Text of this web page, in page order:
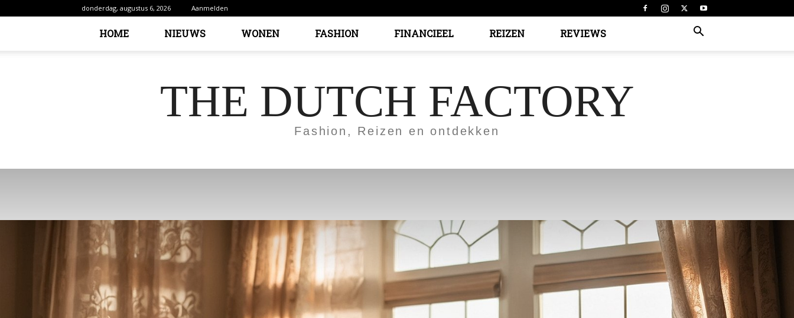
donderdag, augustus 6, 2026 Aanmelden
HOME NIEUWS WONEN FASHION FINANCIEEL REIZEN REVIEWS
THE DUTCH FACTORY
Fashion, Reizen en ontdekken